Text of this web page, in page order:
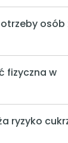
osób
fizyczna w
ryzyko